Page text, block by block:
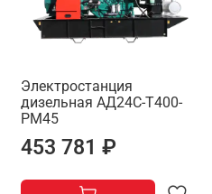
Электростанция
дизельная АД24С-Т400-
РМ45
453 781 ₽